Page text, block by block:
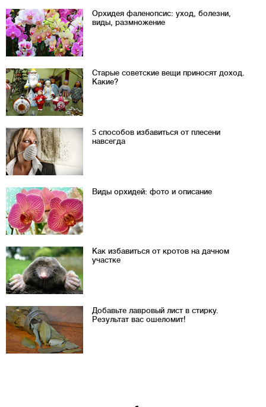
Орхидея фаленопсис: уход, болезни,
виды, размножение
Старые советские вещи приносят доход.
Какие?
5 способов избавиться от плесени
навсегда
Виды орхидей: фото и описание
Как избавиться от кротов на дачном
участке
Добавьте лавровый лист в стирку.
Результат вас ошеломит!